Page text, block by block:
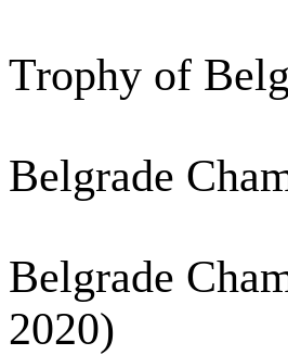
Trophy of
Belgrade
Belgrade
2020)